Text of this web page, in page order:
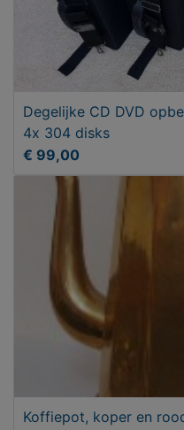
Degelijke CD DVD
4x 304 disks
€ 99,00
Koffiepot, koper en